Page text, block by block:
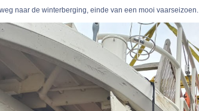
naar de winterberging, einde van een mooi vaarseizoen.